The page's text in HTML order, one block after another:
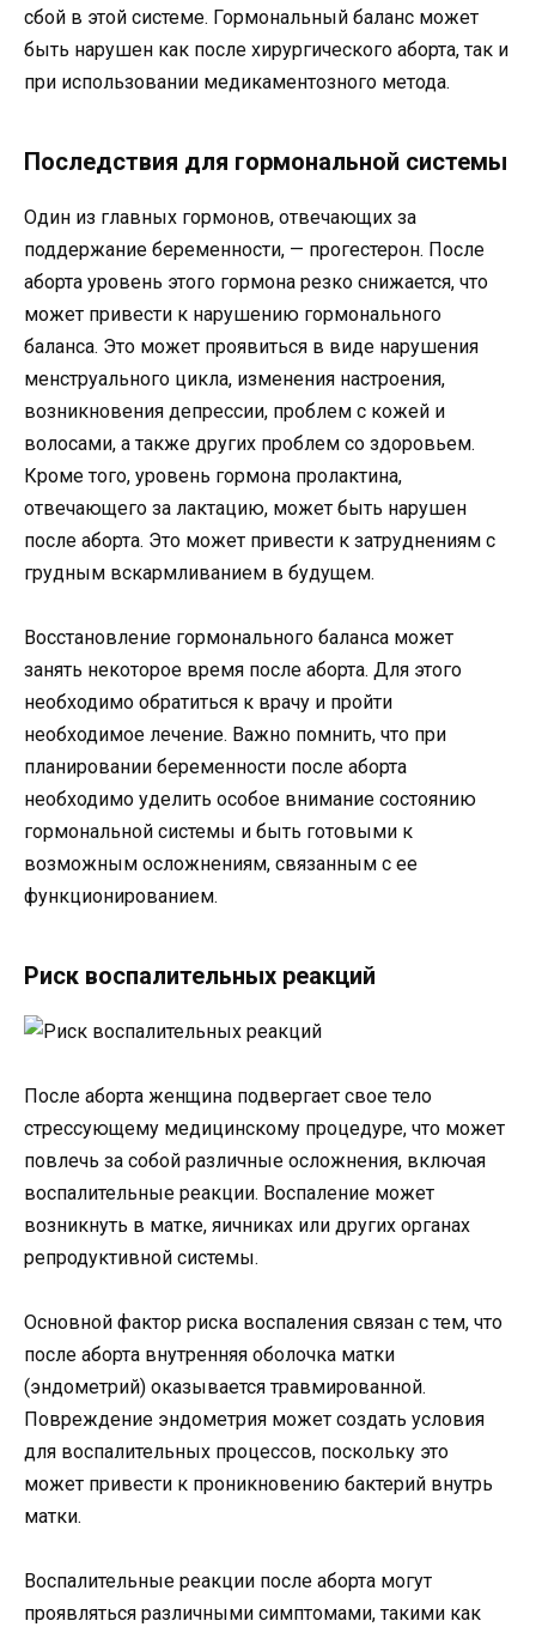
сбой в этой системе. Гормональный баланс может
быть нарушен как после хирургического аборта, так и
при использовании медикаментозного метода.
Последствия для гормональной системы
Один из главных гормонов, отвечающих за
поддержание беременности, — прогестерон. После
аборта уровень этого гормона резко снижается, что
может привести к нарушению гормонального
баланса. Это может проявиться в виде нарушения
менструального цикла, изменения настроения,
возникновения депрессии, проблем с кожей и
волосами, а также других проблем со здоровьем.
Кроме того, уровень гормона пролактина,
отвечающего за лактацию, может быть нарушен
после аборта. Это может привести к затруднениям с
грудным вскармливанием в будущем.
Восстановление гормонального баланса может
занять некоторое время после аборта. Для этого
необходимо обратиться к врачу и пройти
необходимое лечение. Важно помнить, что при
планировании беременности после аборта
необходимо уделить особое внимание состоянию
гормональной системы и быть готовыми к
возможным осложнениям, связанным с ее
функционированием.
Риск воспалительных реакций
После аборта женщина подвергает свое тело
стрессующему медицинскому процедуре, что может
повлечь за собой различные осложнения, включая
воспалительные реакции. Воспаление может
возникнуть в матке, яичниках или других органах
репродуктивной системы.
Основной фактор риска воспаления связан с тем, что
после аборта внутренняя оболочка матки
(эндометрий) оказывается травмированной.
Повреждение эндометрия может создать условия
для воспалительных процессов, поскольку это
может привести к проникновению бактерий внутрь
матки.
Воспалительные реакции после аборта могут
проявляться различными симптомами, такими как